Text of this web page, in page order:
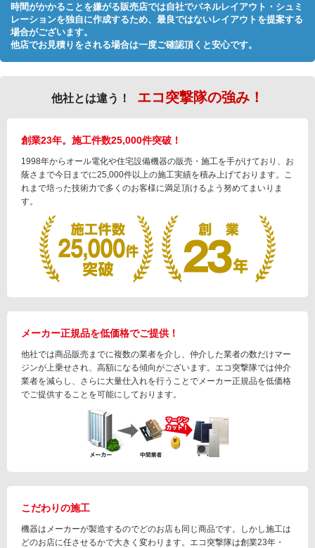
時間がかかることを嫌がる販売店では自社でパネルレイアウト・シュミ
レーションを独自に作成するため、最良ではないレイアウトを提案する
場合がございます。
他店でお見積りをされる場合は一度ご確認頂くと安心です。
他社とは違う！ エコ突撃隊の強み！
創業23年。施工件数25,000件突破！
1998年からオール電化や住宅設備機器の販売・施工を手がけており、お
蔭さまで今日までに25,000件以上の施工実績を積み上げております。こ
れまで培った技術力で多くのお客様に満足頂けるよう努めてまいりま
す。
メーカー正規品を低価格でご提供！
他社では商品販売までに複数の業者を介し、仲介した業者の数だけマー
ジンが上乗せされ、高額になる傾向がございます。エコ突撃隊では仲介
業者を減らし、さらに大量仕入れを行うことでメーカー正規品を低価格
でご提供することを可能にしております。
こだわりの施工
機器はメーカーが製造するのでどのお店も同じ商品です。しかし施工は
どのお店に任させるかで大きく変わります。エコ突撃隊は創業23年・